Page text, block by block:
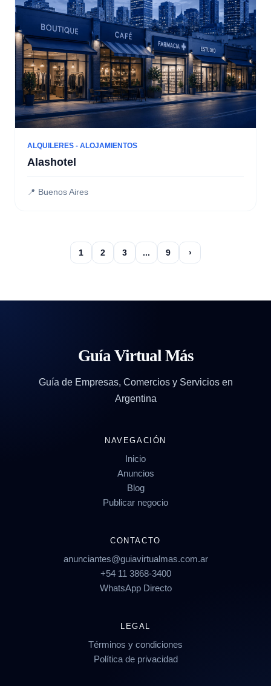
ALQUILERES - ALOJAMIENTOS
Alashotel
📍 Buenos Aires
1 2 3 ... 9 ›
Guía Virtual Más
Guía de Empresas, Comercios y Servicios en
Argentina
NAVEGACIÓN
Inicio
Anuncios
Blog
Publicar negocio
CONTACTO
anunciantes@guiavirtualmas.com.ar
+54 11 3868-3400
WhatsApp Directo
LEGAL
Términos y condiciones
Política de privacidad